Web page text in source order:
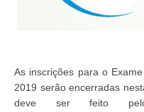
As inscrições para o
2019 serão encerradas
deve ser feito